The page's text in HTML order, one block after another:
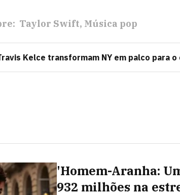
Taylor Swift Música pop
Kelce transformam NY em palco para
'Homem-Aranha:
932 milhões na